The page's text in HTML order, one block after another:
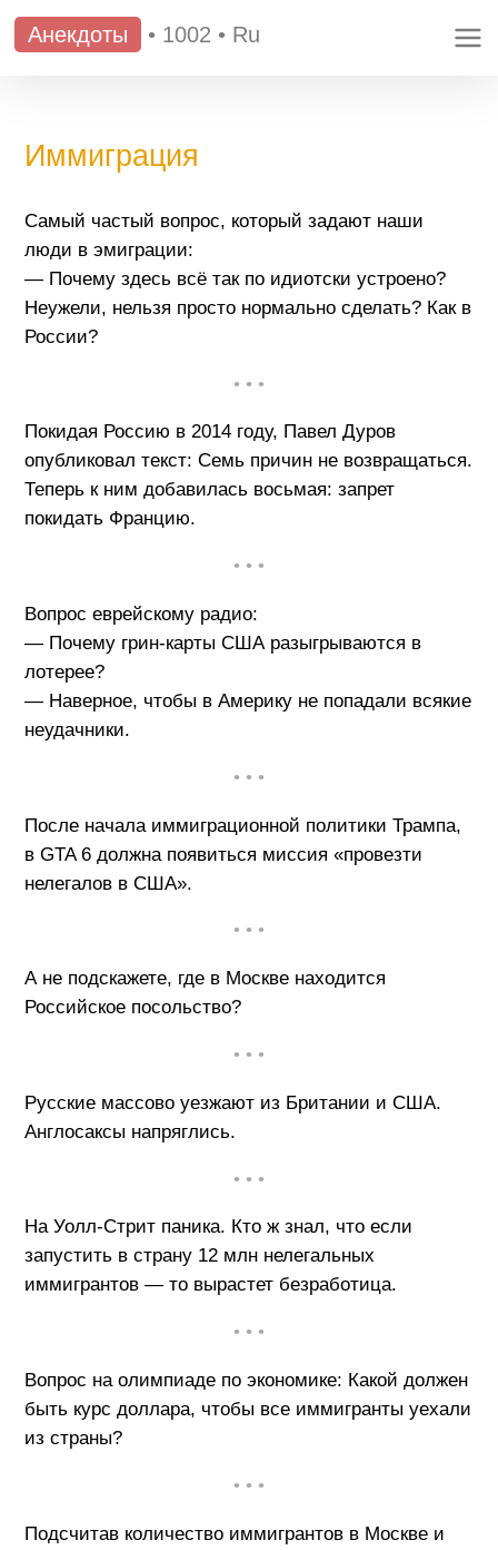
Анекдоты • 1002 • Ru
Иммиграция
Самый частый вопрос, который задают наши
люди в эмиграции:
— Почему здесь всё так по идиотски устроено?
Неужели, нельзя просто нормально сделать? Как в
России?
• • •
Покидая Россию в 2014 году, Павел Дуров
опубликовал текст: Семь причин не возвращаться.
Теперь к ним добавилась восьмая: запрет
покидать Францию.
• • •
Вопрос еврейскому радио:
— Почему грин-карты США разыгрываются в
лотерее?
— Наверное, чтобы в Америку не попадали всякие
неудачники.
• • •
После начала иммиграционной политики Трампа,
в GTA 6 должна появиться миссия «провезти
нелегалов в США».
• • •
А не подскажете, где в Москве находится
Российское посольство?
• • •
Русские массово уезжают из Британии и США.
Англосаксы напряглись.
• • •
На Уолл-Стрит паника. Кто ж знал, что если
запустить в страну 12 млн нелегальных
иммигрантов — то вырастет безработица.
• • •
Вопрос на олимпиаде по экономике: Какой должен
быть курс доллара, чтобы все иммигранты уехали
из страны?
• • •
Подсчитав количество иммигрантов в Москве и